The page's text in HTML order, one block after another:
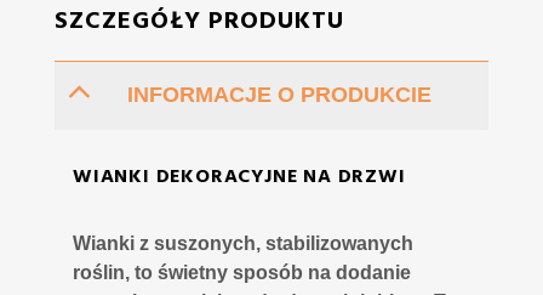
SZCZEGÓŁY PRODUKTU
INFORMACJE O PRODUKCIE
WIANKI DEKORACYJNE NA DRZWI
Wianki z suszonych, stabilizowanych
roślin, to świetny sposób na dodanie